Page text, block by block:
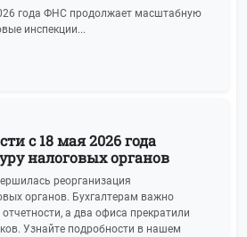
года ФНС продолжает масштабную
инспекции...
с 18 мая 2026 года
налоговых органов
реорганизация
органов. Бухгалтерам важно
а два офиса прекратили
Узнайте подробности в нашем